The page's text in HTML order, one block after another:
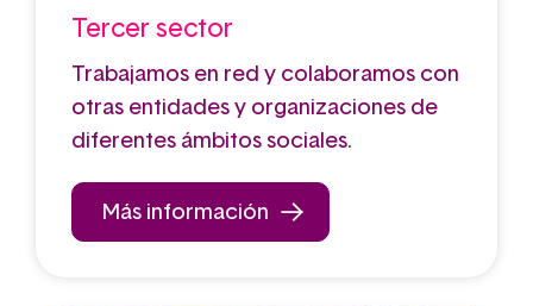
Tercer sector
Trabajamos en red y colaboramos con
otras entidades y organizaciones de
diferentes ámbitos sociales.
Más información